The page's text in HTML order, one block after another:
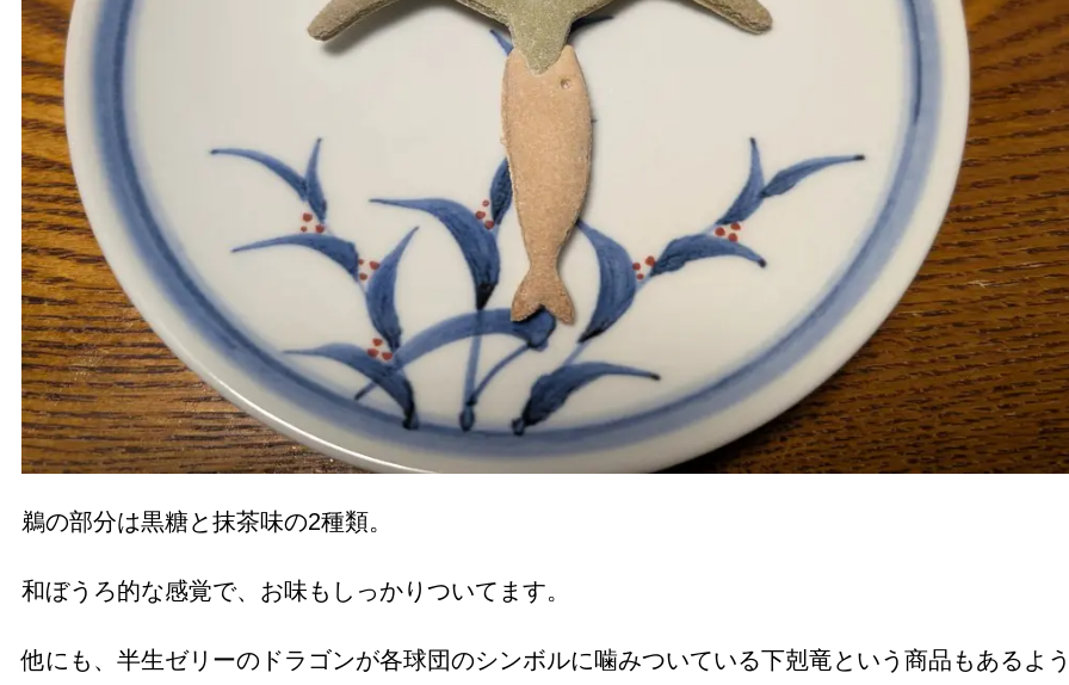
鵜の部分は黒糖と抹茶味の2種類。
和ぼうろ的な感覚で、お味もしっかりついてます。
他にも、半生ゼリーのドラゴンが各球団のシンボルに噛みついている下剋竜という商品もあるよ